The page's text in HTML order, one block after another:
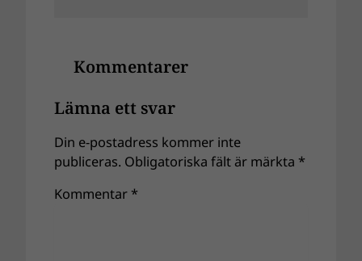
Kommentarer
Lämna ett svar
Din e-postadress kommer inte
publiceras. Obligatoriska fält är märkta *
Kommentar *